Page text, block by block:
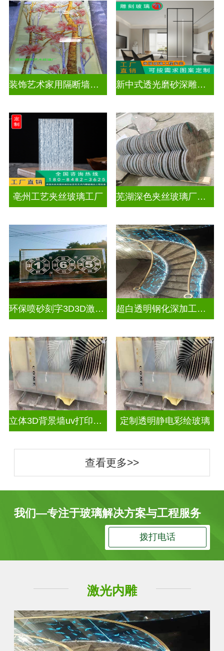
装饰艺术家用隔断墙深雕玻璃 新中式透光磨砂深雕玻璃
亳州工艺夹丝玻璃工厂 芜湖深色夹丝玻璃厂家电话
环保喷砂刻字3D3D激光内雕玻璃 超白透明钢化深加工激光内雕屏风
立体3D背景墙uv打印玻璃 定制透明静电彩绘玻璃
查看更多>>
我们—专注于玻璃解决方案与工程服务
拨打电话
激光内雕